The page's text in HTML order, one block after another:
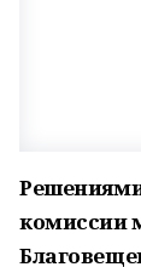
комиссии